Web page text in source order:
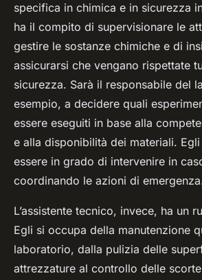
specifica in chimica e in sicurezza
ha il compito di supervisionare le
gestire le sostanze chimiche e di
assicurarsi che vengano rispettate
sicurezza. Sarà il responsabile del
esempio, a decidere quali
essere eseguiti in base alla
e alla disponibilità dei materiali.
essere in grado di intervenire in
coordinando le azioni di
L’assistente tecnico, invece, ha un
Egli si occupa della manutenzione
laboratorio, dalla pulizia delle
attrezzature al controllo delle